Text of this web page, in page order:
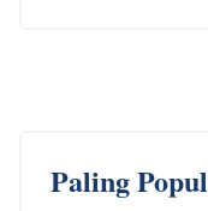
Paling